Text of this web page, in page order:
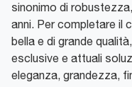
sinonimo di
anni. Per completare il
bella e di grande
esclusive e attuali
eleganza, grandezza,